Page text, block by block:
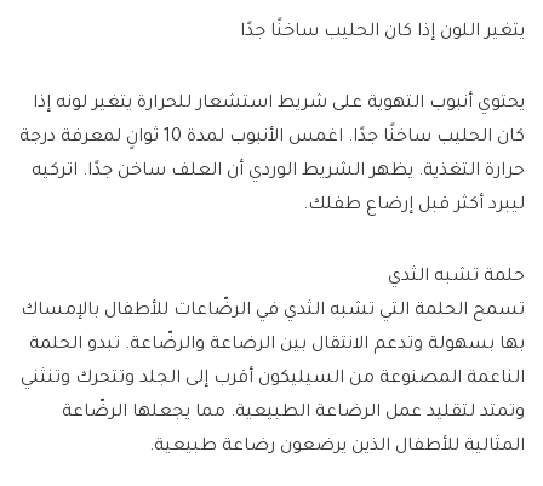
يتغير اللون إذا كان الحليب ساخنًا جدًا
يحتوي أنبوب التهوية على شريط استشعار للحرارة يتغير لونه إذا
كان الحليب ساخنًا جدًا. اغمس الأنبوب لمدة 10 ثوانٍ لمعرفة درجة
حرارة التغذية. يظهر الشريط الوردي أن العلف ساخن جدًا. اتركيه
ليبرد أكثر قبل إرضاع طفلك.
حلمة تشبه الثدي
تسمح الحلمة التي تشبه الثدي في الرضّاعات للأطفال بالإمساك
بها بسهولة وتدعم الانتقال بين الرضاعة والرضّاعة. تبدو الحلمة
الناعمة المصنوعة من السيليكون أقرب إلى الجلد وتتحرك وتنثني
وتمتد لتقليد عمل الرضاعة الطبيعية. مما يجعلها الرضّاعة
المثالية للأطفال الذين يرضعون رضاعة طبيعية.